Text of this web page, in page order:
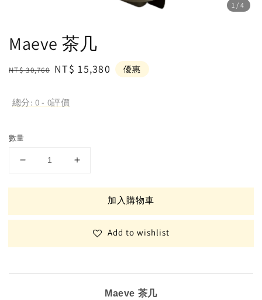
1 /4
Maeve 茶几
Regular
NT$ 30,760 Sale
NT$ 15,380 優惠
總分:0 - 0評價
數量
加入購物車
Add to wishlist
Maeve 茶几